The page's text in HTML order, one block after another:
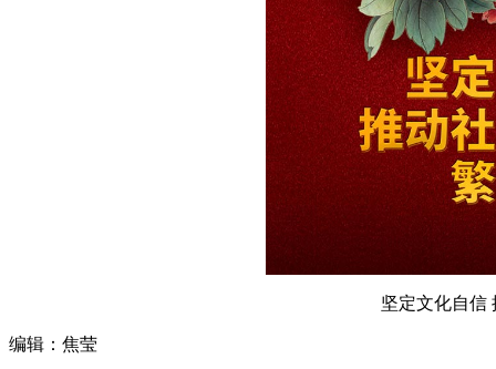
坚定文化自信
编辑：焦莹